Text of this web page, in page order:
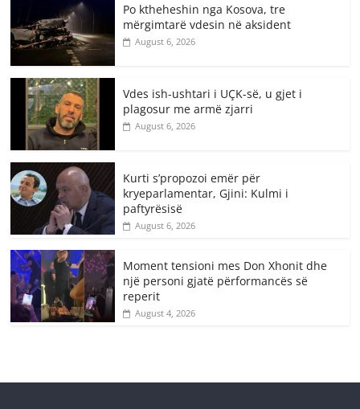
Po ktheheshin nga Kosova, tre
mërgimtarë vdesin në aksident
August 6, 2026
Vdes ish-ushtari i UÇK-së, u gjet i
plagosur me armë zjarri
August 6, 2026
Kurti s’propozoi emër për
kryeparlamentar, Gjini: Kulmi i
paftyrësisë
August 6, 2026
Moment tensioni mes Don Xhonit dhe
një personi gjatë përformancës së
reperit
August 4, 2026